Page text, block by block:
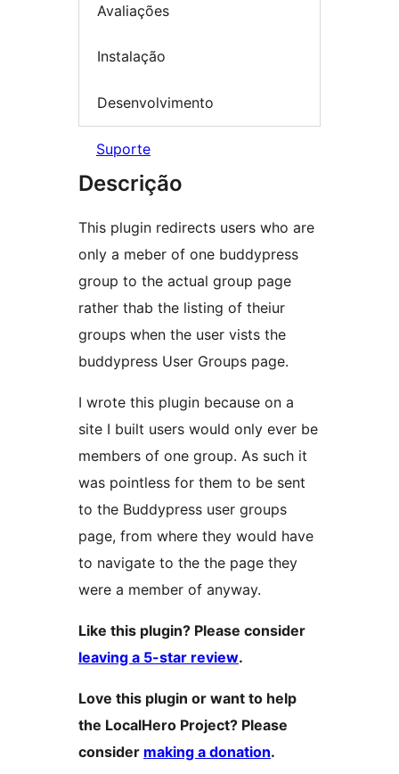
Avaliações
Instalação
Desenvolvimento
Suporte
Descrição
This plugin redirects users who are
only a meber of one buddypress
group to the actual group page
rather thab the listing of theiur
groups when the user vists the
buddypress User Groups page.
I wrote this plugin because on a
site I built users would only ever be
members of one group. As such it
was pointless for them to be sent
to the Buddypress user groups
page, from where they would have
to navigate to the the page they
were a member of anyway.
Like this plugin? Please consider
leaving a 5-star review.
Love this plugin or want to help
the LocalHero Project? Please
consider making a donation.